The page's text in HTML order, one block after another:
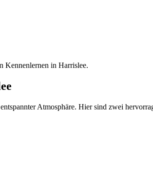
Kennenlernen in Harrislee.
Atmosphäre. Hier sind zwei